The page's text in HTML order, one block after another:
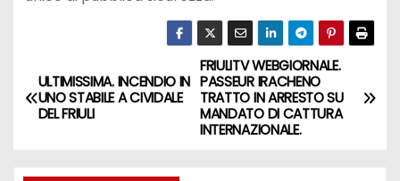
FRIULITV WEBGIORNALE.
PASSEUR IRACHENO
TRATTO IN ARRESTO SU
MANDATO DI CATTURA
INTERNAZIONALE.
ULTIMISSIMA. INCENDIO IN
UNO STABILE A CIVIDALE
DEL FRIULI